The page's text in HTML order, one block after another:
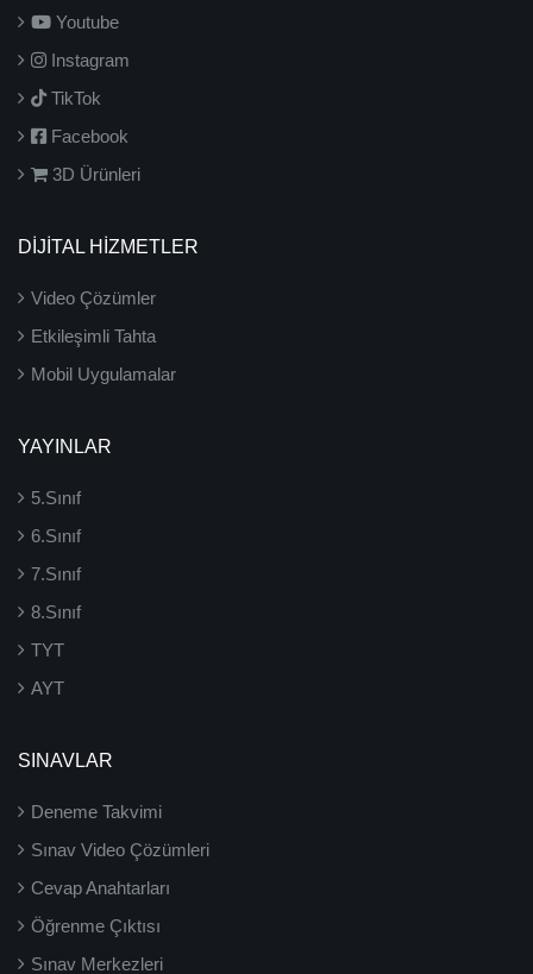
Youtube
Instagram
TikTok
Facebook
3D Ürünleri
DİJİTAL HİZMETLER
Video Çözümler
Etkileşimli Tahta
Mobil Uygulamalar
YAYINLAR
5.Sınıf
6.Sınıf
7.Sınıf
8.Sınıf
TYT
AYT
SINAVLAR
Deneme Takvimi
Sınav Video Çözümleri
Cevap Anahtarları
Öğrenme Çıktısı
Sınav Merkezleri